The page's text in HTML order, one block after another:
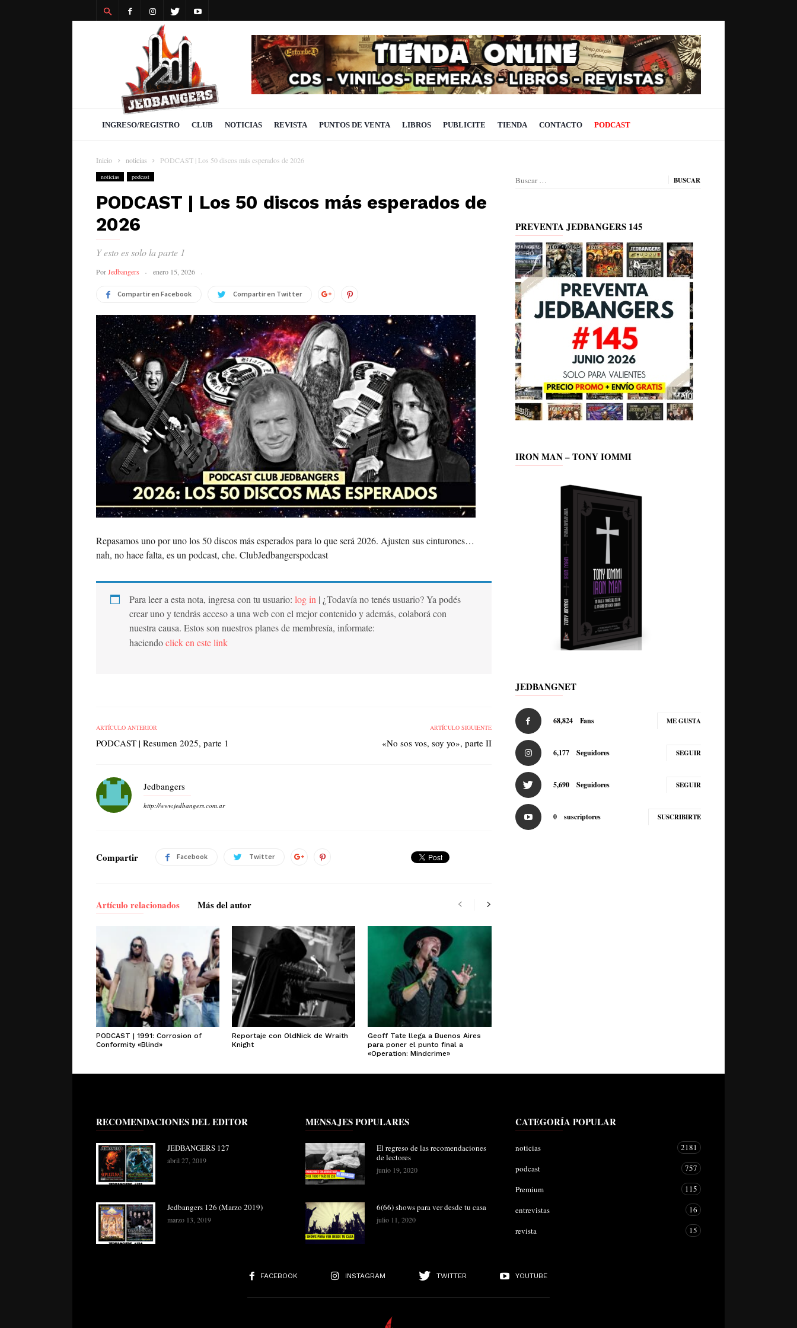
INGRESO/REGISTRO CLUB NOTICIAS REVISTA PUNTOS DE VENTA LIBROS PUBLICITE TIENDA CONTACTO PODCAST
Inicio noticias PODCAST | Los 50 discos más esperados de 2026
noticias podcast
PODCAST | Los 50 discos más esperados de
2026
Y esto es solo la parte 1
PorJedbangers enero 15, 2026
Compartir en Facebook Compartir en Twitter
Repasamos uno por uno los 50 discos más esperados para lo que será 2026. Ajusten sus cinturones…
nah, no hace falta, es un podcast, che. ClubJedbangerspodcast
Para leer a esta nota, ingresa con tu usuario: log in | ¿Todavía no tenés usuario? Ya podés
crear uno y tendrás acceso a una web con el mejor contenido y además, colaborá con
nuestra causa. Estos son nuestros planes de membresía, informate:
haciendoclick en este link
ARTÍCULO ANTERIOR
PODCAST | Resumen 2025, parte 1
ARTÍCULO SIGUIENTE
«No sos vos, soy yo», parte II
Jedbangers
http://www.jedbangers.com.ar
Compartir Facebook Twitter
Artículo relacionados Más del autor
PODCAST | 1991: Corrosion of
Conformity «Blind»
Reportaje con OldNick de Wraith
Knight
Geoff Tate llega a Buenos Aires
para poner el punto final a
«Operation: Mindcrime»
Buscar:
PREVENTA JEDBANGERS 145
IRON MAN – TONY IOMMI
JEDBANGNET
68,824 Fans ME GUSTA
6,177 Seguidores SEGUIR
5,690 Seguidores SEGUIR
0 suscriptores SUSCRIBIRTE
RECOMENDACIONES DEL EDITOR
JEDBANGERS 127
abril 27, 2019
Jedbangers 126 (Marzo 2019)
marzo 13, 2019
MENSAJES POPULARES
El regreso de las recomendaciones
de lectores
junio 19, 2020
6(66) shows para ver desde tu casa
julio 11, 2020
CATEGORÍA POPULAR
noticias
2181
podcast
757
Premium
115
entrevistas
16
revista
15
FACEBOOK INSTAGRAM TWITTER YOUTUBE